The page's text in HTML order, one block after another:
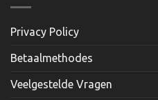
Privacy Policy
Betaalmethodes
Veelgestelde Vragen